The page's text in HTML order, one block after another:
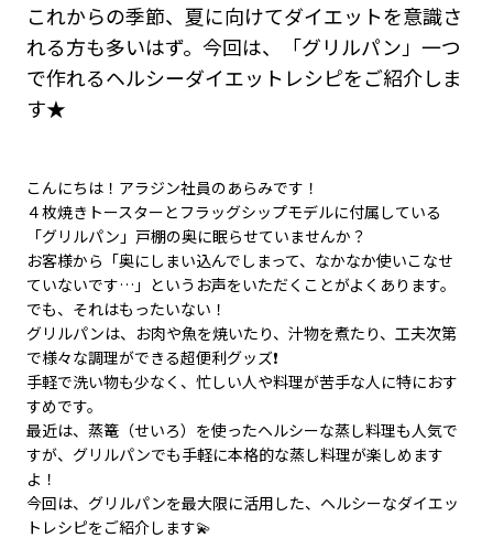
これからの季節、夏に向けてダイエットを意識さ
れる方も多いはず。今回は、「グリルパン」一つ
で作れるヘルシーダイエットレシピをご紹介しま
す★
こんにちは！アラジン社員のあらみです！
４枚焼きトースターとフラッグシップモデルに付属している
「グリルパン」戸棚の奥に眠らせていませんか？
お客様から「奥にしまい込んでしまって、なかなか使いこなせ
ていないです…」というお声をいただくことがよくあります。
でも、それはもったいない！
グリルパンは、お肉や魚を焼いたり、汁物を煮たり、工夫次第
で様々な調理ができる超便利グッズ❗
手軽で洗い物も少なく、忙しい人や料理が苦手な人に特におす
すめです。
最近は、蒸篭（せいろ）を使ったヘルシーな蒸し料理も人気で
すが、グリルパンでも手軽に本格的な蒸し料理が楽しめます
よ！
今回は、グリルパンを最大限に活用した、ヘルシーなダイエッ
トレシピをご紹介します💫